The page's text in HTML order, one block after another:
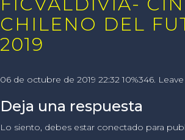
CHILENO DEL
2019
06 de octubre de 2019 22:32 10%346.
Deja una respuesta
Lo siento, debes estar conectado para